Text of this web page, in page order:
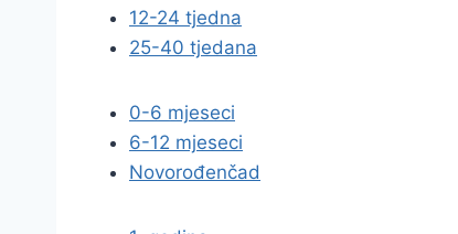
12-24 tjedna
25-40 tjedana
0-6 mjeseci
6-12 mjeseci
Novorođenčad